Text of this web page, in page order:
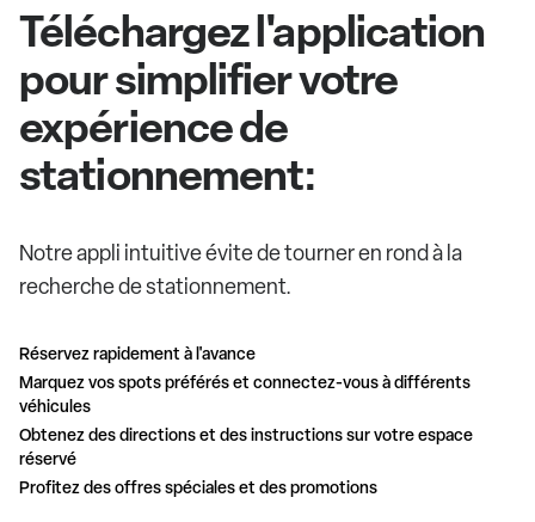
Téléchargez l'application
pour simplifier votre
expérience de
stationnement:
Notre appli intuitive évite de tourner en rond à la
recherche de stationnement.
Réservez rapidement à l'avance
Marquez vos spots préférés et connectez-vous à différents
véhicules
Obtenez des directions et des instructions sur votre espace
réservé
Profitez des offres spéciales et des promotions